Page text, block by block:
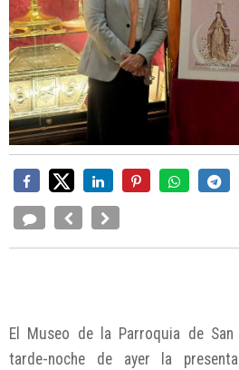
El Museo de la Parroquia de
tarde-noche de ayer la